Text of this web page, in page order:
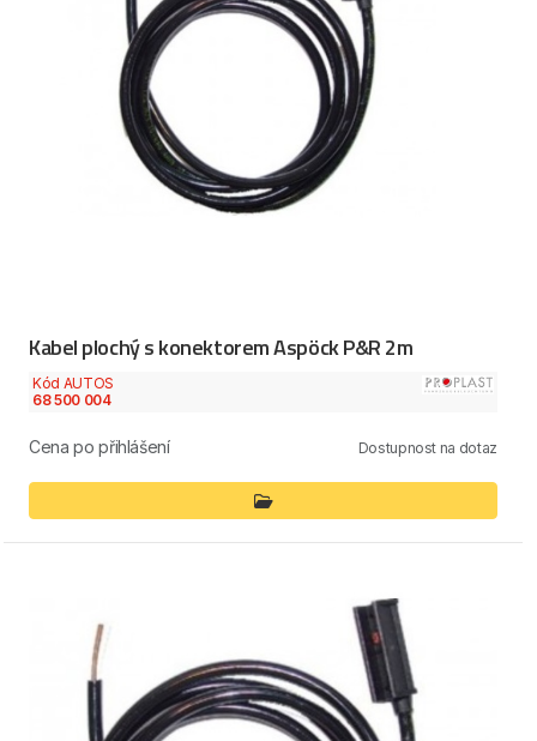
Kabel plochý s konektorem Aspöck P&R 2m
Kód AUTOS
68 500 004
Cena po přihlášení Dostupnost na dotaz